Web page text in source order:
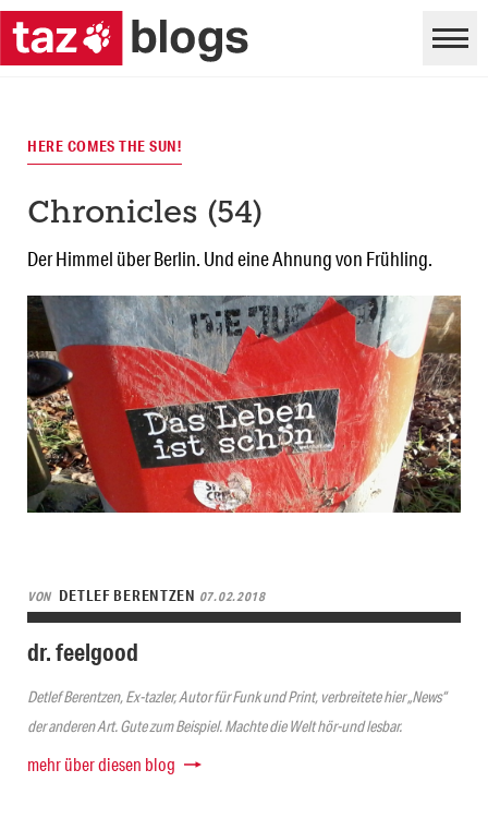
HERE COMES THE SUN!
Chronicles (54)
Der Himmel über Berlin. Und eine Ahnung von Frühling.
VON DETLEF BERENTZEN 07.02.2018
dr. feelgood
Detlef Berentzen, Ex-tazler, Autor für Funk und Print, verbreitete hier „News“
der anderen Art. Gute zum Beispiel. Machte die Welt hör-und lesbar.
mehr über diesen blog